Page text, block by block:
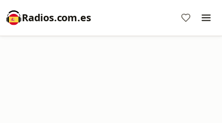
Radios.com.es